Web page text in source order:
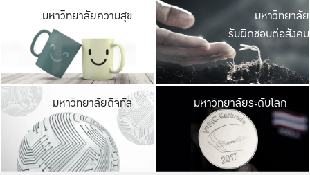
มหาวิทยาลัยความสุข มหาวิ
ค
เปิดประ
และพบเรื่องราวใ
มหาวิทยาลัย
รับผิดชอบต่อสังคม
มหาวิทยาลัยดิจิทัล มหาวิ
เปลี่ยนแปลง แล
เพื่อทำง
ระบบสารสนเทศ
มหาวิทยาลัยระดับโลก